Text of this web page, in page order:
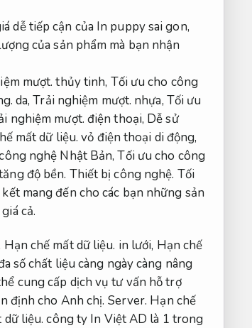
dễ tiếp cận của In puppy sai gon,
của sản phẩm mà bạn nhận
mượt. thủy tinh, Tối ưu cho công
da,Trải nghiệm mượt. nhựa, Tối ưu
nghiệm mượt. điện thoại, Dễ sử
mất dữ liệu. vỏ điện thoại di động,
nghệ Nhật Bản,Tối ưu cho công
độ bền. Thiết bị công nghệ. Tối
mang đến cho các bạn những sản
cả.
Hạn chế mất dữ liệu. in lưới, Hạn chế
số chất liệu càng ngày càng nâng
cung cấp dịch vụ tư vấn hỗ trợ
định cho Anh chị. Server. Hạn chế
dữ liệu. công ty In Việt AD là 1 trong